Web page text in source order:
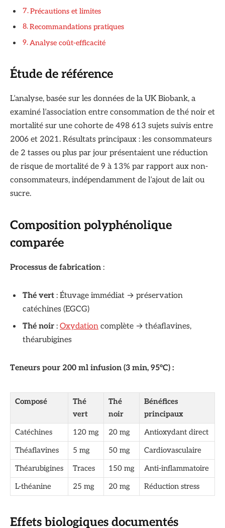
Précautions et limites
Recommandations pratiques
Analyse coût-efficacité
Étude de référence
L’analyse, basée sur les données de la UK Biobank, a
examiné l’association entre consommation de thé noir et
mortalité sur une cohorte de 498 613 sujets suivis entre
2006 et 2021. Résultats principaux : les consommateurs
de 2 tasses ou plus par jour présentaient une réduction
de risque de mortalité de 9 à 13% par rapport aux non-
consommateurs, indépendamment de l’ajout de lait ou
sucre.
Composition polyphénolique
comparée
Processus de fabrication :
Thé vert : Étuvage immédiat → préservation
catéchines (EGCG)
Thé noir : Oxydation complète → théaflavines,
théarubigines
Teneurs pour 200 ml infusion (3 min, 95°C) :
Composé
Thé
vert
Thé
noir
Bénéfices
principaux
Catéchines
120 mg 20 mg
Antioxydant direct
Théaflavines
5 mg 50 mg
Cardiovasculaire
Théarubigines
Traces 150 mg
Anti-inflammatoire
L-théanine
25 mg 20 mg Réduction stress
Effets biologiques documentés